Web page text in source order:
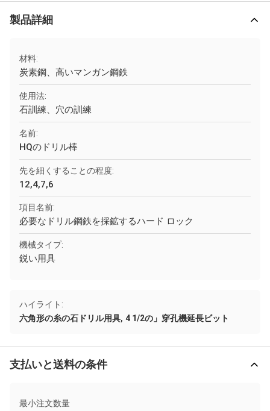
製品詳細
材料:
炭素鋼、高いマンガン鋼鉄
使用法:
石訓練、穴の訓練
名前:
HQのドリル棒
先を細くすることの程度:
12,4,7,6
項目名前:
必要なドリル鋼鉄を採鉱するハード ロック
機械タイプ:
鋭い用具
ハイライト:
六角形の糸の石ドリル用具, 4 1/2の」穿孔機延長ビット
支払いと送料の条件
最小注文数量